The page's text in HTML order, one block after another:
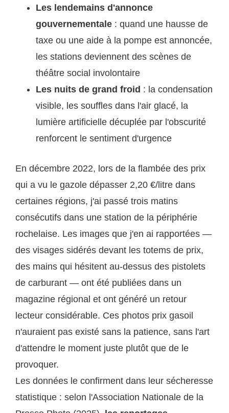
Les lendemains d'annonce
gouvernementale : quand une hausse de
taxe ou une aide à la pompe est annoncée,
les stations deviennent des scènes de
théâtre social involontaire
Les nuits de grand froid : la condensation
visible, les souffles dans l'air glacé, la
lumière artificielle décuplée par l'obscurité
renforcent le sentiment d'urgence
En décembre 2022, lors de la flambée des prix
qui a vu le gazole dépasser 2,20 €/litre dans
certaines régions, j'ai passé trois matins
consécutifs dans une station de la périphérie
rochelaise. Les images que j'en ai rapportées —
des visages sidérés devant les totems de prix,
des mains qui hésitent au-dessus des pistolets
de carburant — ont été publiées dans un
magazine régional et ont généré un retour
lecteur considérable. Ces photos prix gasoil
n'auraient pas existé sans la patience, sans l'art
d'attendre le moment juste plutôt que de le
provoquer.
Les données le confirment dans leur sécheresse
statistique : selon l'Association Nationale de la